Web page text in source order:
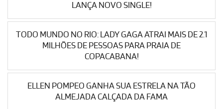
LANÇA NOVO SINGLE!
TODO MUNDO NO RIO: LADY GAGA ATRAI MAIS DE 2.1
MILHÕES DE PESSOAS PARA PRAIA DE
COPACABANA!
ELLEN POMPEO GANHA SUA ESTRELA NA TÃO
ALMEJADA CALÇADA DA FAMA